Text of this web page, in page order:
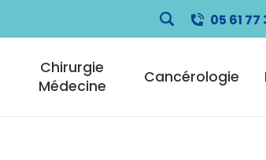
05 61 77
Chirurgie
Médecine
Cancérologie